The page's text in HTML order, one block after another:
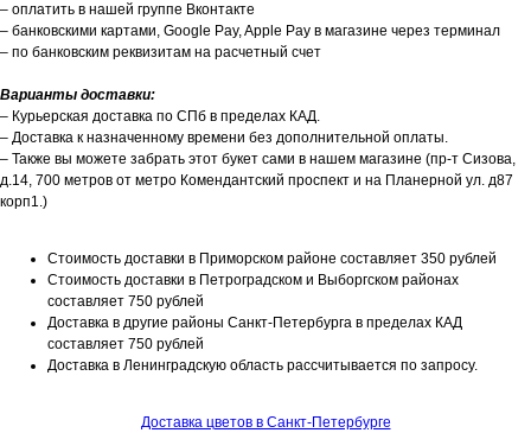
– оплатить в нашей группе Вконтакте
– банковскими картами, Google Pay, Apple Pay в магазине через терминал
– по банковским реквизитам на расчетный счет
Варианты доставки:
– Курьерская доставка по СПб в пределах КАД.
– Доставка к назначенному времени без дополнительной оплаты.
– Также вы можете забрать этот букет сами в нашем магазине (пр-т Сизова,
д.14, 700 метров от метро Комендантский проспект и на Планерной ул. д87
корп1.)
Стоимость доставки в Приморском районе составляет 350 рублей
Стоимость доставки в Петроградском и Выборгском районах
составляет 750 рублей
Доставка в другие районы Санкт-Петербурга в пределах КАД
составляет 750 рублей
Доставка в Ленинградскую область рассчитывается по запросу.
Доставка цветов в Санкт-Петербурге